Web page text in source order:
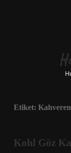
Etiket:
Kohl Göz